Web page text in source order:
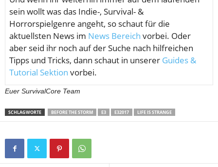
sein wollt was das Indie-, Survival- &
Horrorspielgenre angeht, so schaut für die
aktuellsten News im News Bereich vorbei. Oder
aber seid ihr noch auf der Suche nach hilfreichen
Tipps und Tricks, dann schaut in unserer Guides &
Tutorial Sektion vorbei.
Euer SurvivalCore Team
SCHLAGWORTE BEFORE THE STORM E3 E32017 LIFE IS STRANGE